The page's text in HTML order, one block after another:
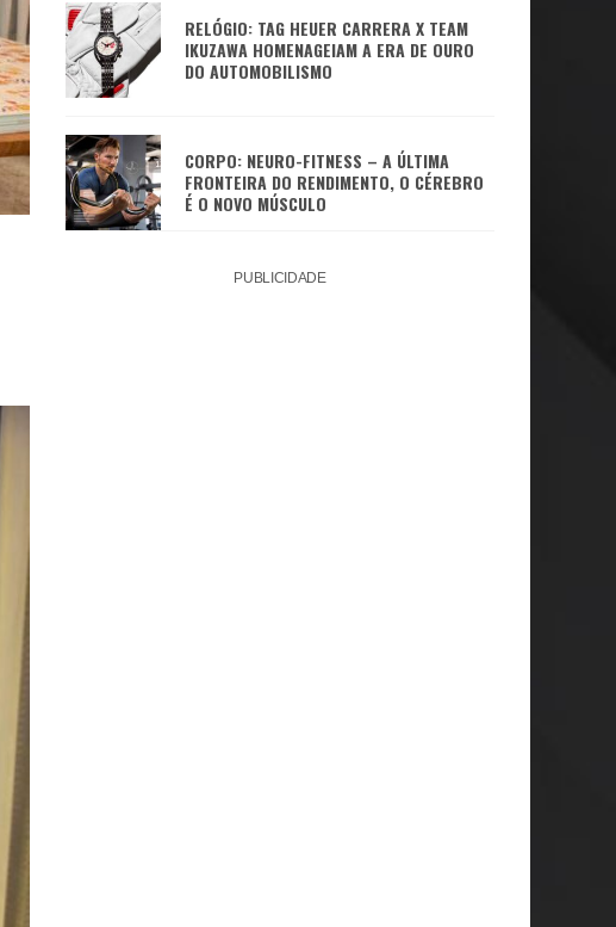
RELÓGIO: TAG HEUER CARRERA X TEAM
IKUZAWA HOMENAGEIAM A ERA DE OURO
DO AUTOMOBILISMO
CORPO: NEURO-FITNESS – A ÚLTIMA
FRONTEIRA DO RENDIMENTO, O CÉREBRO
É O NOVO MÚSCULO
PUBLICIDADE